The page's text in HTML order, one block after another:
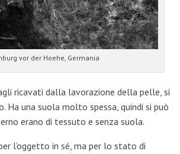
vor der Hoehe, Germania
ricavati dalla lavorazione della pelle, si
Ha una suola molto spessa, quindi si può
erano di tessuto e senza suola.
l’oggetto in sé, ma per lo stato di